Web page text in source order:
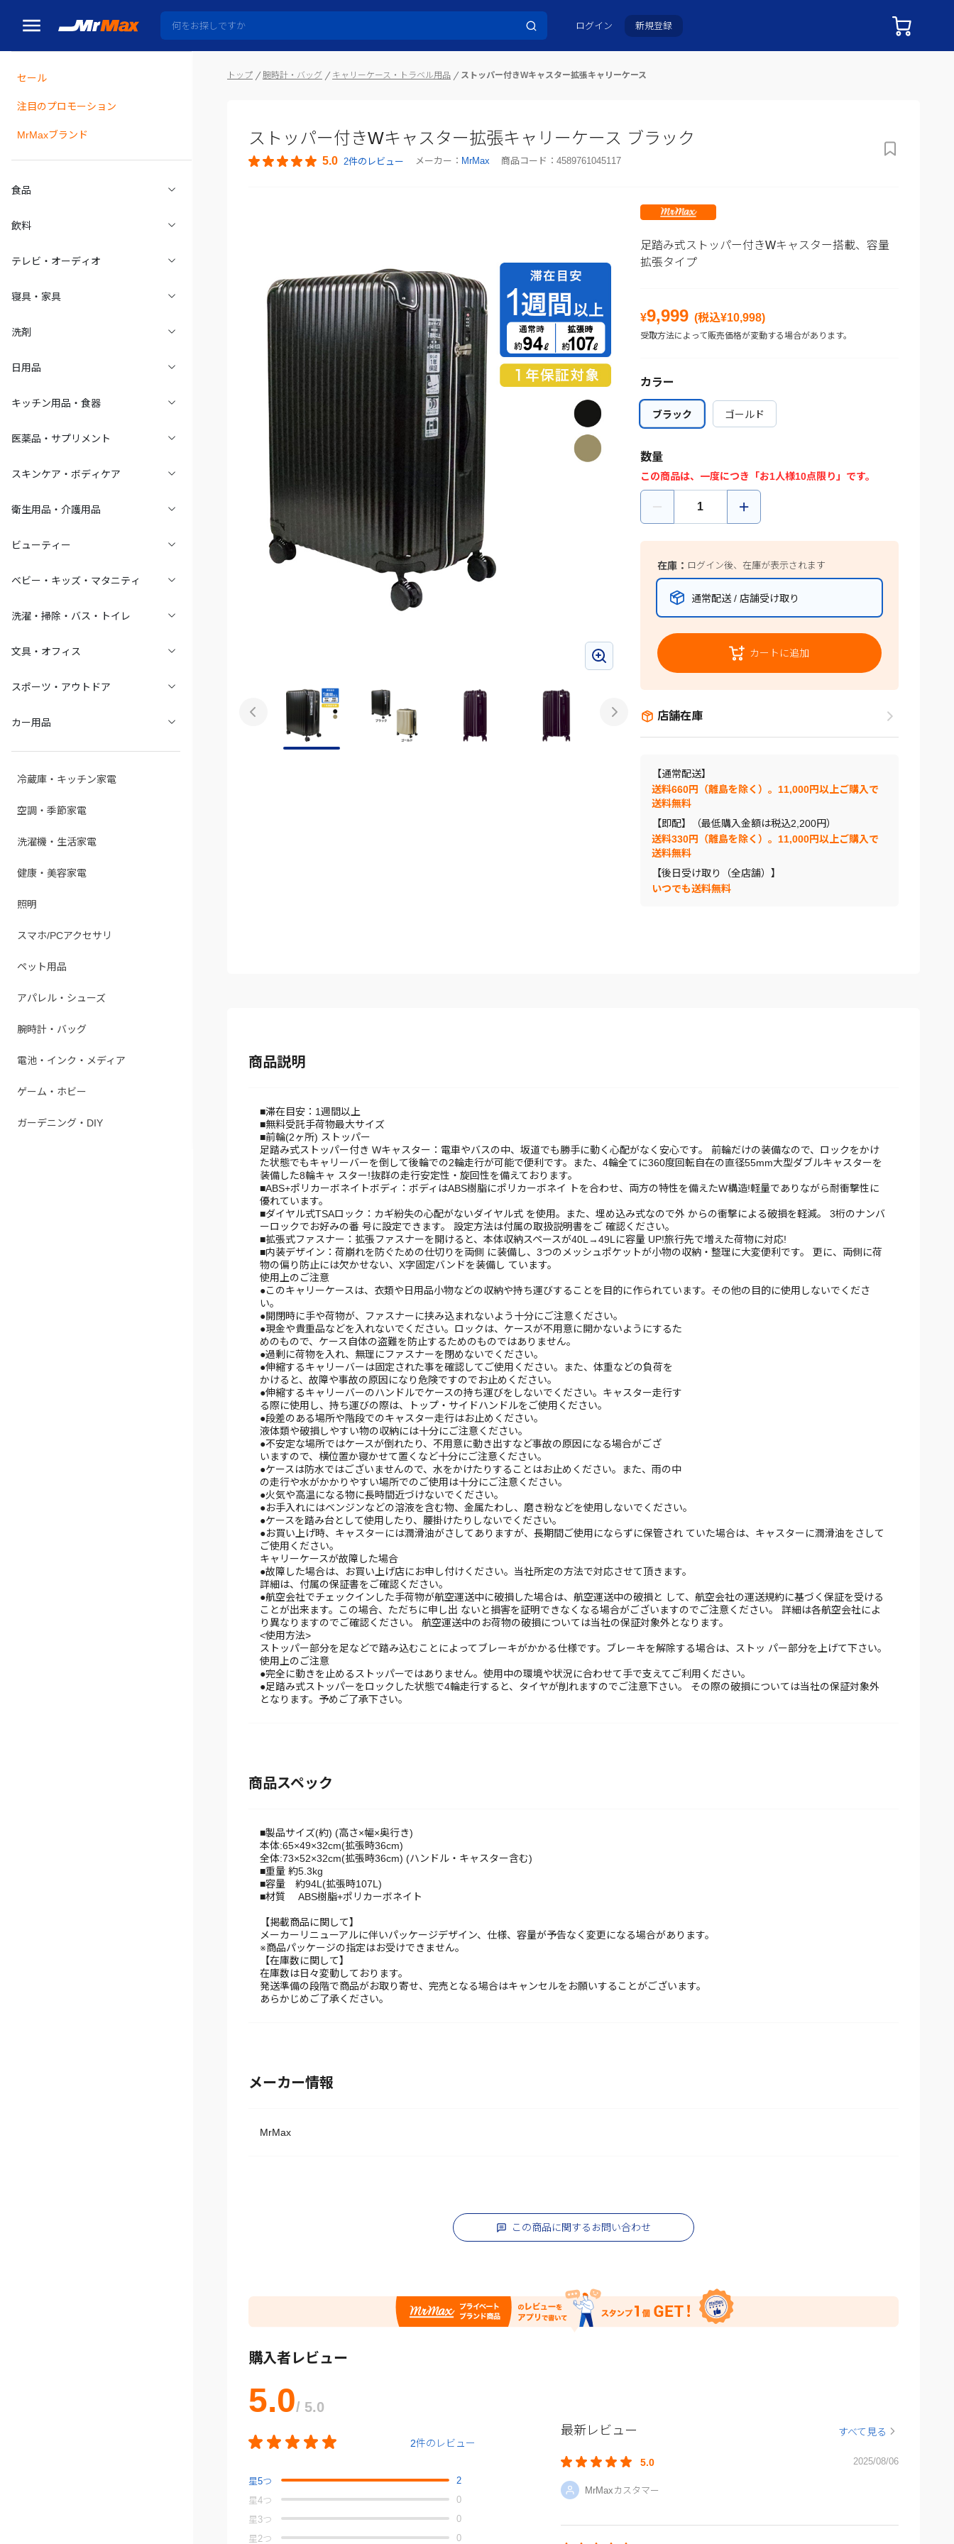
ログイン 新規登録
セール
注目のプロモーション
MrMaxブランド
食品
飲料
テレビ・オーディオ
寝具・家具
洗剤
日用品
キッチン用品・食器
医薬品・サプリメント
スキンケア・ボディケア
衛生用品・介護用品
ビューティー
ベビー・キッズ・マタニティ
洗濯・掃除・バス・トイレ
文具・オフィス
スポーツ・アウトドア
カー用品
冷蔵庫・キッチン家電
空調・季節家電
洗濯機・生活家電
健康・美容家電
照明
スマホ/PCアクセサリ
ペット用品
アパレル・シューズ
腕時計・バッグ
電池・インク・メディア
ゲーム・ホビー
ガーデニング・DIY
トップ 腕時計・バッグ キャリーケース・トラベル用品 ストッパー付きWキャスター拡張キャリーケース
ストッパー付きWキャスター拡張キャリーケース ブラック
5.0 2件のレビュー メーカー： MrMax 商品コード： 4589761045117
足踏み式ストッパー付きWキャスター搭載、容量
拡張タイプ
¥9,999 (税込¥10,998)
受取方法によって販売価格が変動する場合があります。
カラー
ブラック
ブラック ゴールド
ゴールド
数量
この商品は、一度につき「お1人様10点限り」です。
在庫： ログイン後、在庫が表示されます
通常配送 / 店舗受け取り
カートに追加
店舗在庫
【通常配送】
送料660円（離島を除く）。11,000円以上ご購入で
送料無料
【即配】（最低購入金額は税込2,200円）
送料330円（離島を除く）。11,000円以上ご購入で
送料無料
【後日受け取り（全店舗）】
いつでも送料無料
商品説明
■滞在目安：1週間以上
■無料受託手荷物最大サイズ
■前輪(2ヶ所) ストッパー
足踏み式ストッパー付き Wキャスター：電車やバスの中、坂道でも勝手に動く心配がなく安心です。 前輪だけの装備なので、ロックをかけ
た状態でもキャリーバーを倒して後輪での2輪走行が可能で便利です。また、4輪全てに360度回転自在の直径55mm大型ダブルキャスターを
装備した8輪キャ スター!抜群の走行安定性・旋回性を備えております。
■ABS+ポリカーボネイトボディ：ボディはABS樹脂にポリカーボネイ トを合わせ、両方の特性を備えたW構造!軽量でありながら耐衝撃性に
優れています。
■ダイヤル式TSAロック：カギ紛失の心配がないダイヤル式 を使用。また、埋め込み式なので外 からの衝撃による破損を軽減。 3桁のナンバ
ーロックでお好みの番 号に設定できます。 設定方法は付属の取扱説明書をご 確認ください。
■拡張式ファスナー：拡張ファスナーを開けると、本体収納スペースが40L→49Lに容量 UP!旅行先で増えた荷物に対応!
■内装デザイン：荷崩れを防ぐための仕切りを両側 に装備し、3つのメッシュポケットが小物の収納・整理に大変便利です。 更に、両側に荷
物の偏り防止には欠かせない、X字固定バンドを装備し ています。
使用上のご注意
●このキャリーケースは、衣類や日用品小物などの収納や持ち運びすることを目的に作られています。その他の目的に使用しないでくださ
い。
●開閉時に手や荷物が、ファスナーに挟み込まれないよう十分にご注意ください。
●現金や貴重品などを入れないでください。ロックは、ケースが不用意に開かないようにするた
めのもので、ケース自体の盗難を防止するためのものではありません。
●過剰に荷物を入れ、無理にファスナーを閉めないでください。
●伸縮するキャリーバーは固定された事を確認してご使用ください。また、体重などの負荷を
かけると、故障や事故の原因になり危険ですのでお止めください。
●伸縮するキャリーバーのハンドルでケースの持ち運びをしないでください。キャスター走行す
る際に使用し、持ち運びの際は、トップ・サイドハンドルをご使用ください。
●段差のある場所や階段でのキャスター走行はお止めください。
液体類や破損しやすい物の収納には十分にご注意ください。
●不安定な場所ではケースが倒れたり、不用意に動き出すなど事故の原因になる場合がござ
いますので、横位置か寝かせて置くなど十分にご注意ください。
●ケースは防水ではございませんので、水をかけたりすることはお止めください。また、雨の中
の走行や水がかかりやすい場所でのご使用は十分にご注意ください。
●火気や高温になる物に長時間近づけないでください。
●お手入れにはベンジンなどの溶液を含む物、金属たわし、磨き粉などを使用しないでください。
●ケースを踏み台として使用したり、腰掛けたりしないでください。
●お買い上げ時、キャスターには潤滑油がさしてありますが、長期間ご使用にならずに保管され ていた場合は、キャスターに潤滑油をさして
ご使用ください。
キャリーケースが故障した場合
●故障した場合は、お買い上げ店にお申し付けください。当社所定の方法で対応させて頂きます。
詳細は、付属の保証書をご確認ください。
●航空会社でチェックインした手荷物が航空運送中に破損した場合は、航空運送中の破損と して、航空会社の運送規約に基づく保証を受ける
ことが出来ます。この場合、ただちに申し出 ないと損害を証明できなくなる場合がございますのでご注意ください。 詳細は各航空会社によ
り異なりますのでご確認ください。 航空運送中のお荷物の破損については当社の保証対象外となります。
<使用方法>
ストッパー部分を足などで踏み込むことによってブレーキがかかる仕様です。ブレーキを解除する場合は、ストッ パー部分を上げて下さい。
使用上のご注意
●完全に動きを止めるストッパーではありません。使用中の環境や状況に合わせて手で支えてご利用ください。
●足踏み式ストッパーをロックした状態で4輪走行すると、タイヤが削れますのでご注意下さい。 その際の破損については当社の保証対象外
となります。予めご了承下さい。
商品スペック
■製品サイズ(約) (高さ×幅×奥行き)
本体:65×49×32cm(拡張時36cm)
全体:73×52×32cm(拡張時36cm) (ハンドル・キャスター含む)
■重量 約5.3kg
■容量 約94L(拡張時107L)
■材質 ABS樹脂+ポリカーボネイト
【掲載商品に関して】
メーカーリニューアルに伴いパッケージデザイン、仕様、容量が予告なく変更になる場合があります。
※商品パッケージの指定はお受けできません。
【在庫数に関して】
在庫数は日々変動しております。
発送準備の段階で商品がお取り寄せ、完売となる場合はキャンセルをお願いすることがございます。
あらかじめご了承ください。
メーカー情報
MrMax
この商品に関するお問い合わせ
購入者レビュー
5.0/ 5.0
2件のレビュー
星5つ
2
星4つ
0
星 3つ
0
星 2つ 0
最新レビュー すべて見る
5.0 2025/08/06
MrMaxカスタマー